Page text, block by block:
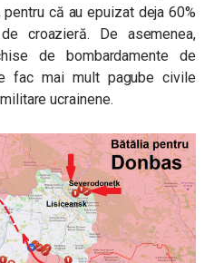
că au epuizat deja 60%
croazieră. De asemenea,
de bombardamente de
fac mai mult pagube civile
ucrainene.